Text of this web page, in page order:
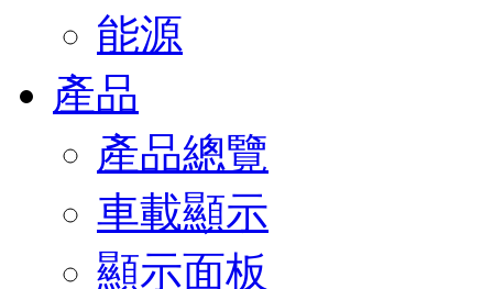
能源
產品
產品總覽
車載顯示
顯示面板